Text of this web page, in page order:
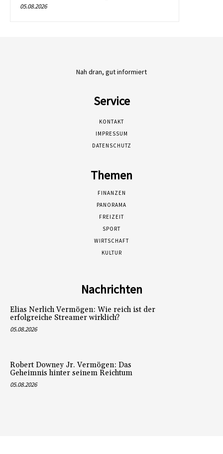
05.08.2026
Nah dran, gut informiert
Service
KONTAKT
IMPRESSUM
DATENSCHUTZ
Themen
FINANZEN
PANORAMA
FREIZEIT
SPORT
WIRTSCHAFT
KULTUR
Nachrichten
Elias Nerlich Vermögen: Wie reich ist der
erfolgreiche Streamer wirklich?
05.08.2026
Robert Downey Jr. Vermögen: Das
Geheimnis hinter seinem Reichtum
05.08.2026